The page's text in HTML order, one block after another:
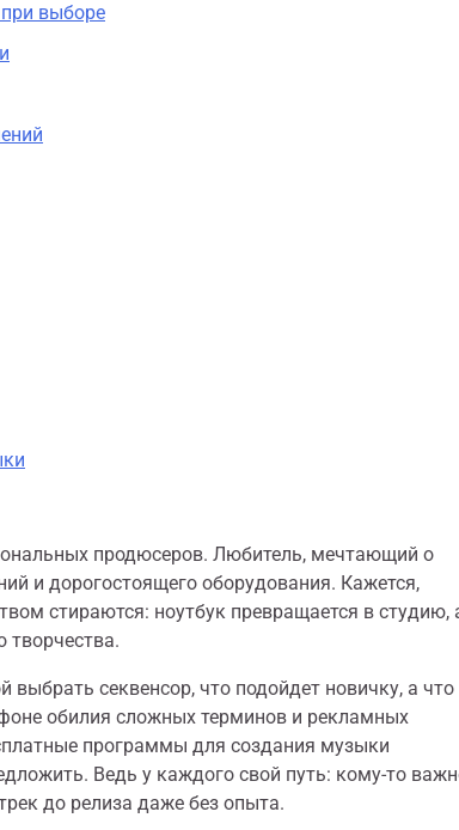
выборе
продюсеров. Любитель, мечтающий о
и дорогостоящего оборудования. Кажется,
стираются: ноутбук превращается в студию,
секвенсор, что подойдет новичку, а что
обилия сложных терминов и рекламных
программы для создания музыки
Ведь у каждого свой путь: кому-то
до релиза даже без опыта.